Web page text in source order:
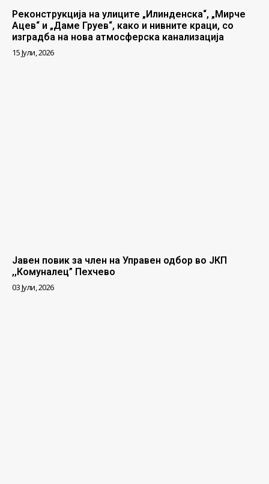
Реконструкција на улиците „Илинденска“, „Мирче
Ацев“ и „Даме Груев“, како и нивните краци, со
изградба на нова атмосферска канализација
15 Јули, 2026
Јавен повик за член на Управен одбор во ЈКП
,,Комуналец” Пехчево
03 Јули, 2026